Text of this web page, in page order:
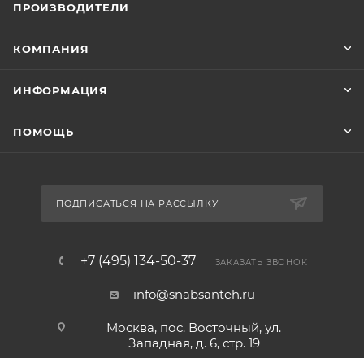
ПРОИЗВОДИТЕЛИ
КОМПАНИЯ
ИНФОРМАЦИЯ
ПОМОЩЬ
ПОДПИСАТЬСЯ НА РАССЫЛКУ
+7 (495) 134-50-37 ЗАКАЗАТЬ ЗВОНОК
info@snabsanteh.ru
Москва, пос. Восточный, ул.
Западная, д. 6, стр. 19